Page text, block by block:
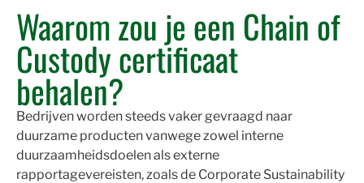
Waarom zou je een Chain of
Custody certificaat
behalen?
Bedrijven worden steeds vaker gevraagd naar
duurzame producten vanwege zowel interne
duurzaamheidsdoelen als externe
rapportagevereisten, zoals de Corporate Sustainability